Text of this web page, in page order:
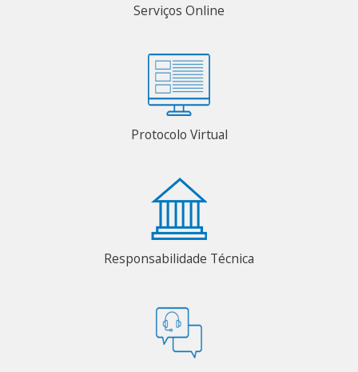
Serviços Online
Protocolo Virtual
Responsabilidade Técnica